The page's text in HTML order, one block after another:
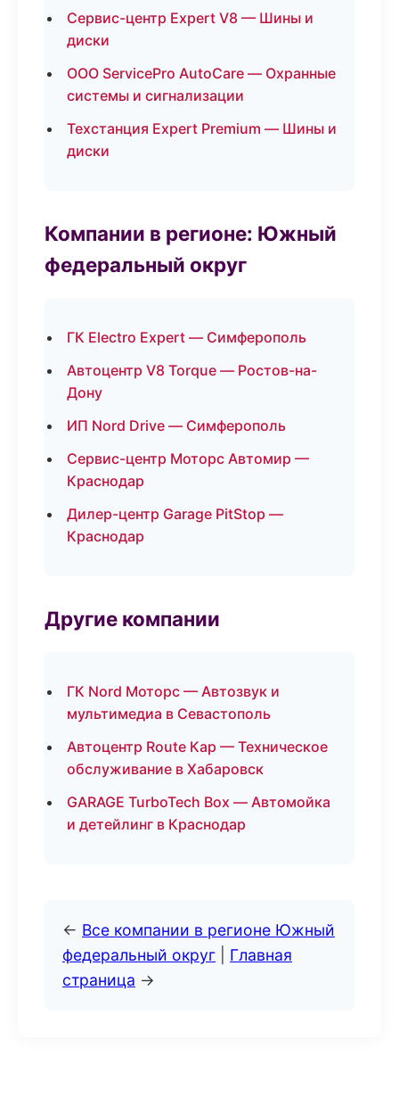
Сервис-центр Expert V8 — Шины и
диски
ООО ServicePro AutoCare — Охранные
системы и сигнализации
Техстанция Expert Premium — Шины и
диски
Компании в регионе: Южный
федеральный округ
ГК Electro Expert — Симферополь
Автоцентр V8 Torque — Ростов-на-
Дону
ИП Nord Drive — Симферополь
Сервис-центр Моторс Автомир —
Краснодар
Дилер-центр Garage PitStop —
Краснодар
Другие компании
ГК Nord Моторс — Автозвук и
мультимедиа в Севастополь
Автоцентр Route Кар — Техническое
обслуживание в Хабаровск
GARAGE TurboTech Box — Автомойка
и детейлинг в Краснодар
← Все компании в регионе Южный
федеральный округ
Главная
страница →